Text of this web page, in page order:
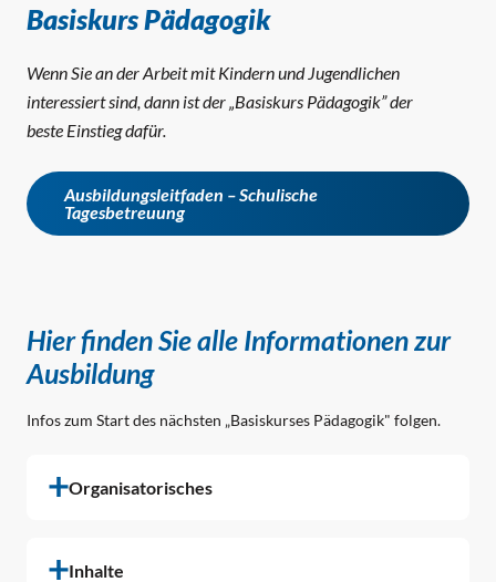
Basiskurs Pädagogik
Wenn Sie an der Arbeit mit Kindern und Jugendlichen
interessiert sind, dann ist der „Basiskurs Pädagogik” der
beste Einstieg dafür.
Ausbildungsleitfaden – Schulische
Tagesbetreuung
Hier finden Sie alle Informationen zur
Ausbildung
Infos zum Start des nächsten „Basiskurses Pädagogik" folgen.
Organisatorisches
Inhalte